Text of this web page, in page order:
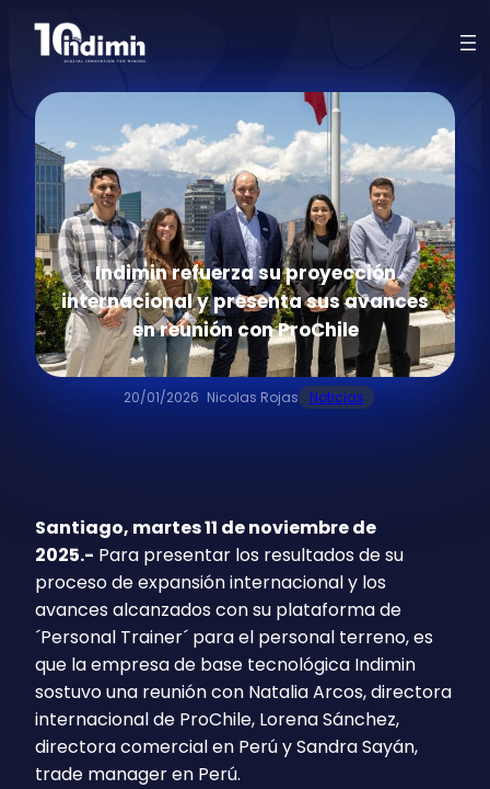
Indimin refuerza su proyección
internacional y presenta sus avances
en reunión con ProChile
20/01/2026 Nicolas Rojas Noticias
Santiago, martes 11 de noviembre de
2025.- Para presentar los resultados de su
proceso de expansión internacional y los
avances alcanzados con su plataforma de
´Personal Trainer´ para el personal terreno, es
que la empresa de base tecnológica Indimin
sostuvo una reunión con Natalia Arcos, directora
internacional de ProChile, Lorena Sánchez,
directora comercial en Perú y Sandra Sayán,
trade manager en Perú.